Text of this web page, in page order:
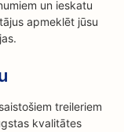
un ieskatu
apmeklēt jūsu
treileriem
kvalitātes